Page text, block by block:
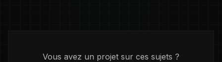
Vous avez un projet sur ces sujets ?